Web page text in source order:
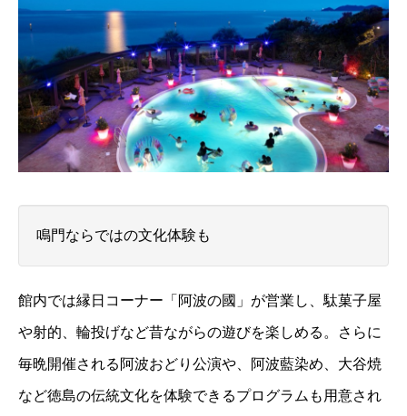
鳴門ならではの文化体験も
館内では縁日コーナー「阿波の國」が営業し、駄菓子屋
や射的、輪投げなど昔ながらの遊びを楽しめる。さらに
毎晩開催される阿波おどり公演や、阿波藍染め、大谷焼
など徳島の伝統文化を体験できるプログラムも用意され